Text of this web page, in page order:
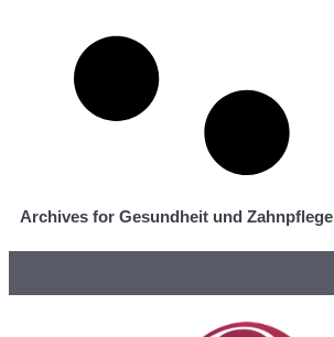
Archives for Gesundheit und Zahnpflege